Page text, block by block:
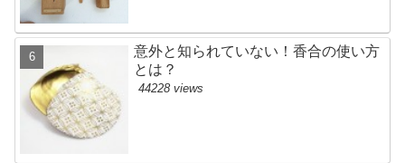
意外と知られていない！香合の使い方
とは？
44228 views